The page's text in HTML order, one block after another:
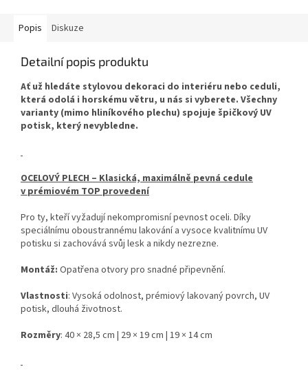
Popis Diskuze
Detailní popis produktu
Ať už hledáte stylovou dekoraci do interiéru nebo ceduli,
která odolá i horskému větru, u nás si vyberete. Všechny
varianty (mimo hliníkového plechu) spojuje špičkový UV
potisk, který nevybledne.
OCELOVÝ PLECH – Klasická, maximálně pevná cedule
v prémiovém TOP provedení
Pro ty, kteří vyžadují nekompromisní pevnost oceli. Díky
speciálnímu oboustrannému lakování a vysoce kvalitnímu UV
potisku si zachovává svůj lesk a nikdy nezrezne.
Montáž: Opatřena otvory pro snadné připevnění.
Vlastnosti: Vysoká odolnost, prémiový lakovaný povrch, UV
potisk, dlouhá životnost.
Rozměry: 40 × 28,5 cm | 29 × 19 cm | 19 × 14 cm